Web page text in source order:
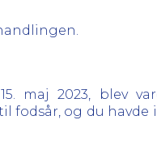
maj 2023, blev
fodsår, og du havde